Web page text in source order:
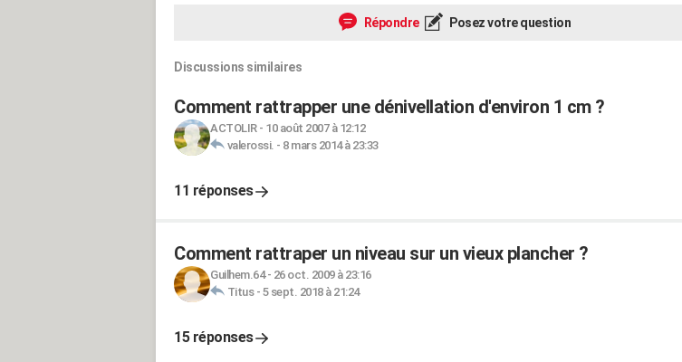
Répondre Posez votre question
Discussions similaires
Comment rattrapper une dénivellation d'environ 1 cm ?
ACTOLIR- 10 août 2007 à 12:12
valerossi. - 8 mars 2014 à 23:33
11 réponses
Comment rattraper un niveau sur un vieux plancher ?
Guilhem.64- 26 oct. 2009 à 23:16
Titus- 5 sept. 2018 à 21:24
15 réponses